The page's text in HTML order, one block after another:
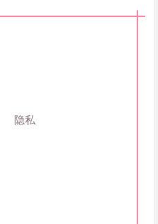
隐私